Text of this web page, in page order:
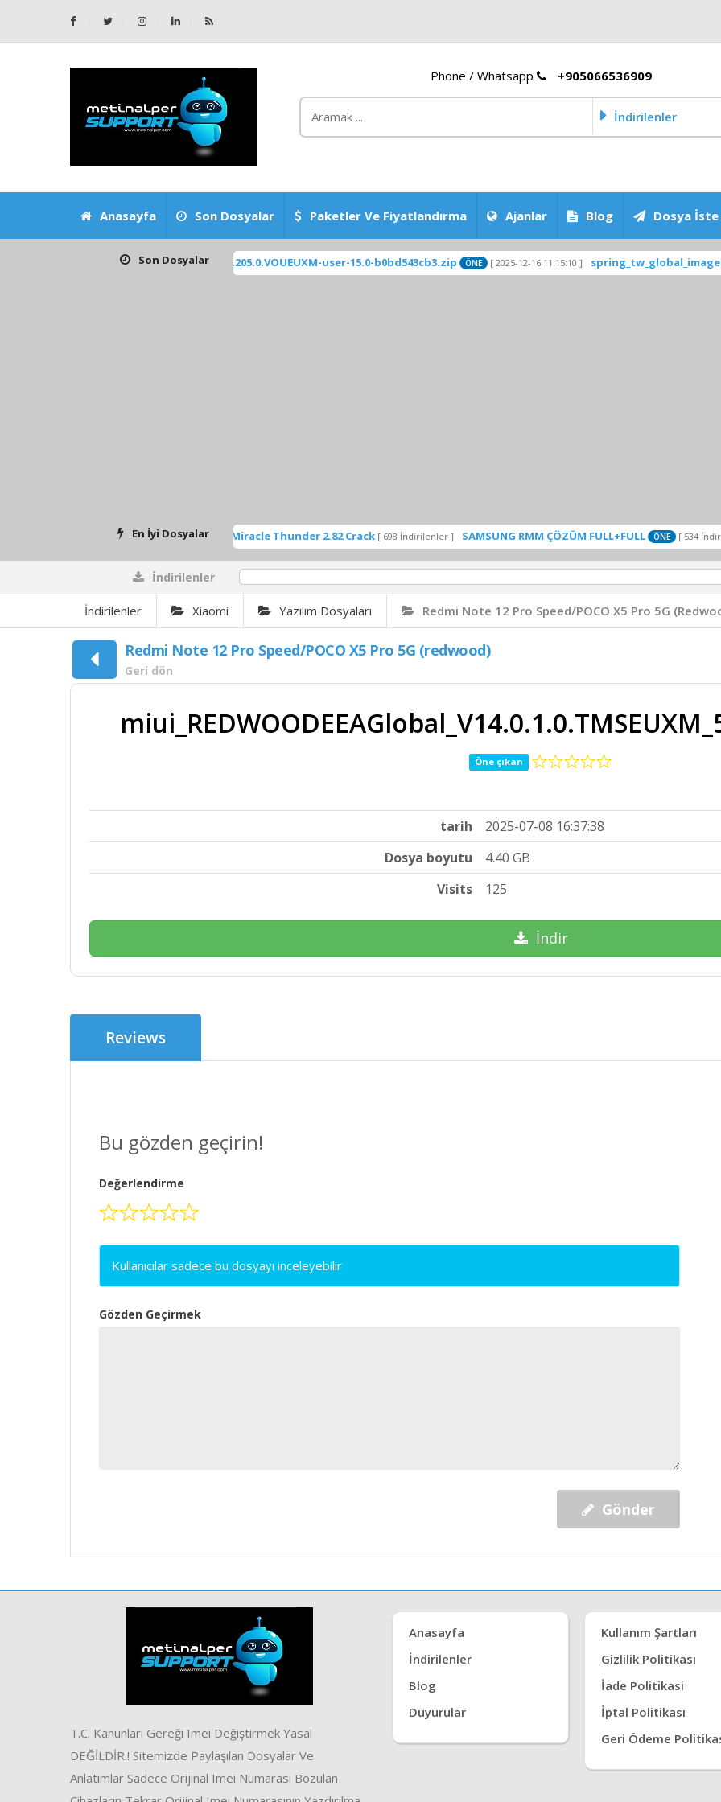
Phone / Whatsapp +905066536909
İndirilenler
Anasayfa Son Dosyalar Paketler Ve Fiyatlandırma Ajanlar Blog Dosya İste
Son Dosyalar
spring_eea_global-ota_full-OS2.0.205.0.VOUEUXM-user-15.0-b0bd543cb3.zip ÖNE [ 2025-12-16 11:15:10 ]
En İyi Dosyalar
METİNALPER-Miracle Thunder 2.82 Crack [ 698 İndirilenler ] SAMSUNG RMM ÇÖZÜM FULL+FULL ÖNE [ 534 İndirilenler ]
İndirilenler
İndirilenler Xiaomi Yazılım Dosyaları Redmi Note 12 Pro Speed/POCO X5 Pro 5G
Redmi Note 12 Pro Speed/POCO X5 Pro 5G (redwood)
Geri dön
Öne çıkan
tarih
2025-07-08 16:37:38
Dosya boyutu
4.40 GB
Visits
125
İndir
Reviews
Bu gözden geçirin!
Değerlendirme
Kullanıcılar sadece bu dosyayı inceleyebilir
Gözden Geçirmek
Gönder
T.C. Kanunları Gereği Imei Değiştirmek Yasal
DEĞİLDİR.! Sitemizde Paylaşılan Dosyalar Ve
Anlatımlar Sadece Orijinal Imei Numarası Bozulan
Anasayfa
İndirilenler
Blog
Duyurular
Kullanım Şartları
Gizlilik Politikası
İade Politikasi
İptal Politikası
Geri Ödeme